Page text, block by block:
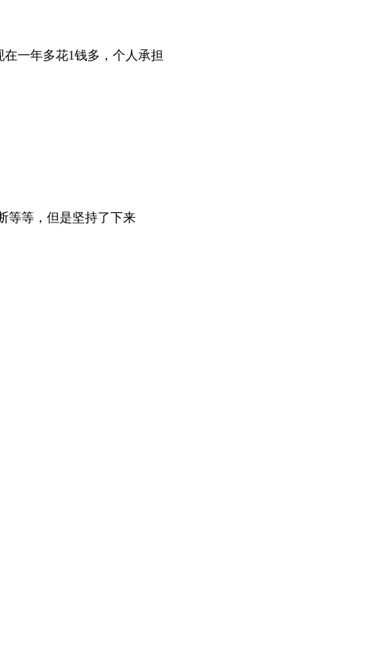
在一年多花1钱多，个人承担
等等，但是坚持了下来